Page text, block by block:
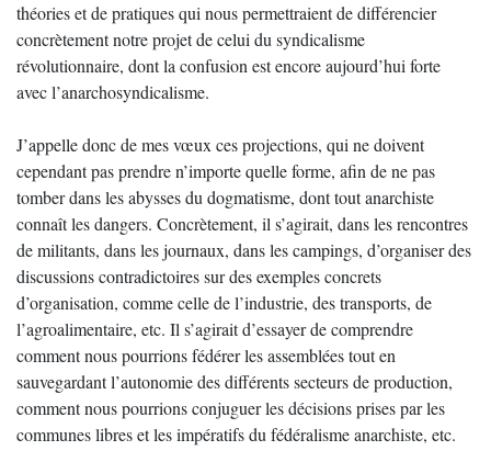
théories et de pratiques qui nous permettraient de différencier
concrètement notre projet de celui du syndicalisme
révolutionnaire, dont la confusion est encore aujourd’hui forte
avec l’anarchosyndicalisme.
J’appelle donc de mes vœux ces projections, qui ne doivent
cependant pas prendre n’importe quelle forme, afin de ne pas
tomber dans les abysses du dogmatisme, dont tout anarchiste
connaît les dangers. Concrètement, il s’agirait, dans les rencontres
de militants, dans les journaux, dans les campings, d’organiser des
discussions contradictoires sur des exemples concrets
d’organisation, comme celle de l’industrie, des transports, de
l’agroalimentaire, etc. Il s’agirait d’essayer de comprendre
comment nous pourrions fédérer les assemblées tout en
sauvegardant l’autonomie des différents secteurs de production,
comment nous pourrions conjuguer les décisions prises par les
communes libres et les impératifs du fédéralisme anarchiste, etc.